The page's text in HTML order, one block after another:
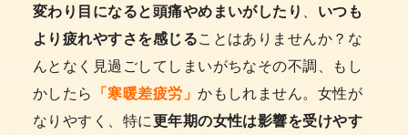
変わり目になると頭痛やめまいがしたり
いつも
より疲れやすさを感じることはありませんか？な
んとなく見過ごしてしまいがちなその不調、もし
かしたら 「寒暖差疲労」かもしれません。女性が
なりやすく、特に更年期の女性は影響を受けやす